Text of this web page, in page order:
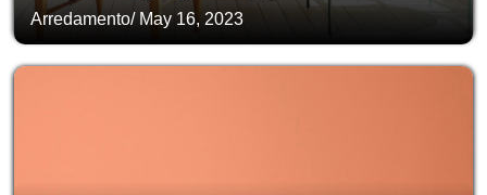
Arredamento/ May 16, 2023